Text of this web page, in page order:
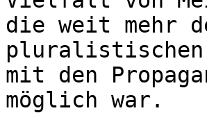
die weit mehr
mit den
möglich war.